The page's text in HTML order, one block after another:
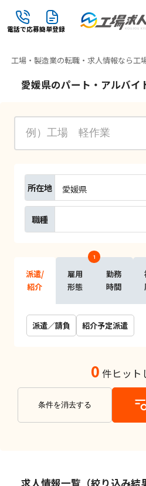
電話で応募簡単登録
工場・製造業の転職・求人情報なら工
愛媛県のパート・アルバイ
所在地 愛媛県
職種
派遣/
紹介
雇用
形態
1
勤務
時間
派遣／請負 紹介予定派遣
0 件ヒット
条件を消去する
求人情報一覧（絞り込み結